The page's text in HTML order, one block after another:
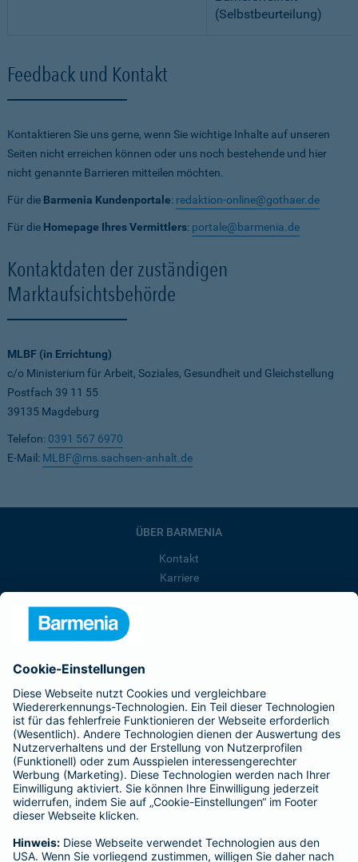
(Selbstbeurteilung)
Feedback und Kontakt
Kontaktieren Sie uns gerne, wenn Sie wichtige Inhalte auf unseren
Seiten nicht erreichen können oder uns noch bestehende und hier
nicht genannte Barrieren mitteilen möchten.
Für die Barmenia Kundenportale: redaktion-online@gothaer.de
Für die Homepage Ihres Vermittlers: portale@barmenia.de
Kontaktdaten der zuständigen
Marktaufsichtsbehörde
MLBF (in Errichtung)
c/o Ministerium für Arbeit, Soziales, Gesundheit und Gleichstellung
Postfach 39 11 55
39135 Magdeburg
Telefon: 0391 567 6970
E-Mail: MLBF@ms.sachsen-anhalt.de
ÜBER BARMENIA
Kontakt
Karriere
Presse
Barmenia ist Teil der BarmeniaGothaer
BELIEBTE SEITEN
Kranken-Zusatzversicherung
Tierversicherungen
Haftpflichtversicherung
Hausratversicherung
Adresse ändern